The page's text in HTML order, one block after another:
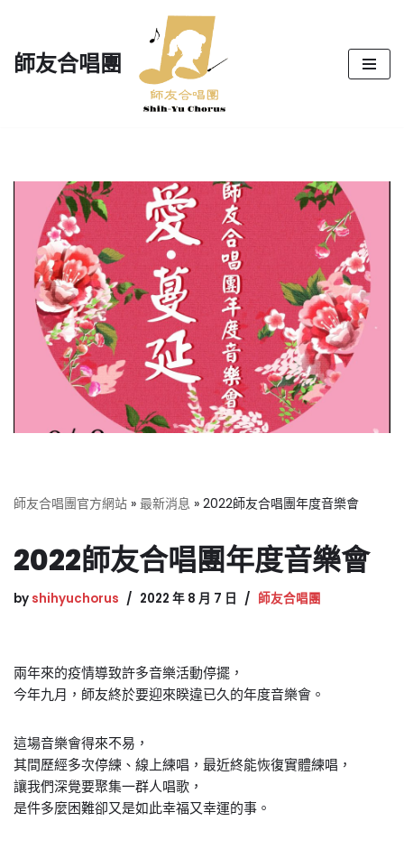
Skip
to
師友合唱團
師友合唱團官方網站 » 最新消息 » 2022師友合唱團年度音樂會
2022師友合唱團年度音樂會
by shihyuchorus 2022 年 8 月 7 日 師友合唱團
兩年來的疫情導致許多音樂活動停擺，
今年九月，師友終於要迎來睽違已久的年度音樂會。
這場音樂會得來不易，
其間歷經多次停練、線上練唱，最近終能恢復實體練唱，
讓我們深覺要聚集一群人唱歌，
是件多麼困難卻又是如此幸福又幸運的事。